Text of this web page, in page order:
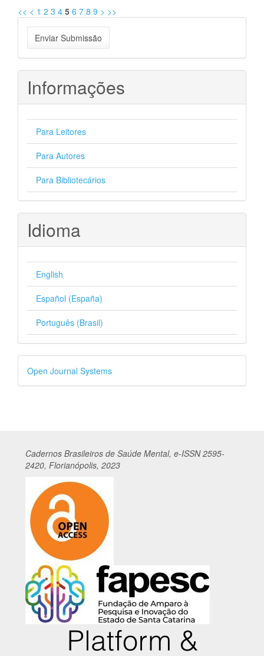
<< < 1 2 3 4 5 6 7 8 9 > >>
Enviar
Submissão
Enviar Submissão
Informações
Para Leitores
Para Autores
Para Bibliotecários
Idioma
English
Español (España)
Português (Brasil)
Desenvolvido
por
Open Journal Systems
Cadernos Brasileiros de Saúde Mental, e-ISSN 2595-
2420, Florianópolis, 2023